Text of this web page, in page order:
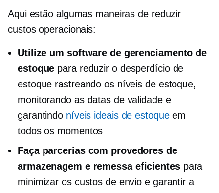
Aqui estão algumas maneiras de reduzir
custos operacionais:
Utilize um software de gerenciamento de
estoque para reduzir o desperdício de
estoque rastreando os níveis de estoque,
monitorando as datas de validade e
garantindo níveis ideais de estoqueem
todos os momentos
Faça parcerias com provedores de
armazenagem e remessa eficientespara
minimizar os custos de envio e garantir a